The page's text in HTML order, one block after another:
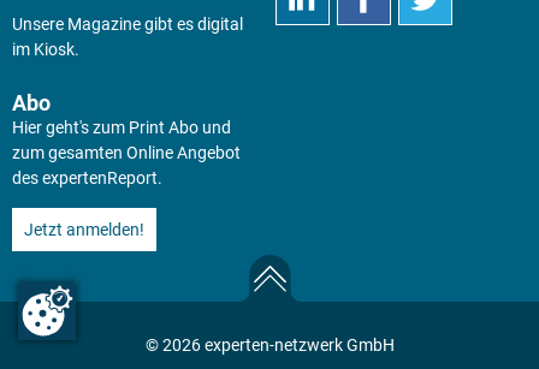
Unsere Magazine gibt es digital
im Kiosk.
Abo
Hier geht's zum Print Abo und
zum gesamten Online Angebot
des expertenReport.
Jetzt anmelden!
© 2026 experten-netzwerk GmbH